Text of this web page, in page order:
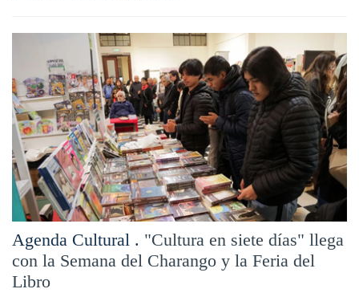
Agenda Cultural . "Cultura en siete días" llega
con la Semana del Charango y la Feria del
Libro